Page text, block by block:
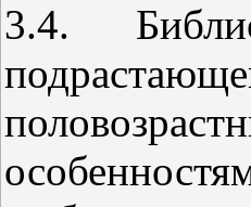
3.4.